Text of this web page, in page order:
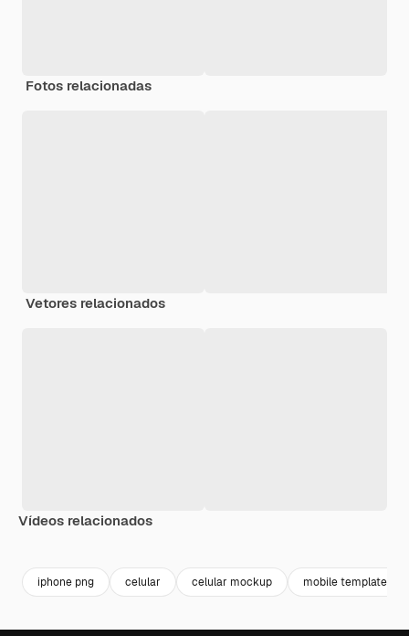
Fotos relacionadas
Vetores relacionados
Vídeos relacionados
iphone png celular celular mockup mobile template